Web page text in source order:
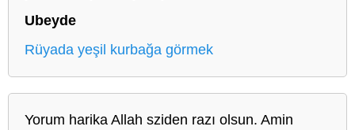
Ubeyde
Rüyada yeşil kurbağa görmek
Yorum harika Allah sziden razı olsun. Amin